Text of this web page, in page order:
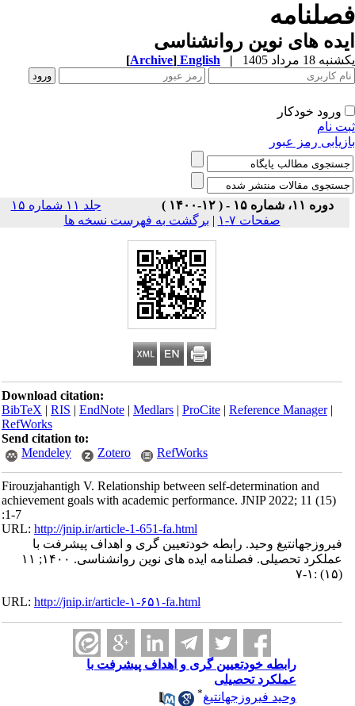
های نوین روانشناسی
18 مرداد 1405 |
English
[Archive]
ورود خودکار
نام
رمز عبور
دوره ۱۱، شماره ۱۵ - ( ۱۲-۱۴۰۰ )
جلد ۱۱ شماره ۱۵
صفحات ۷-۱
| برگشت به فهرست نسخه ها
Download citation:
BibTeX|RIS|EndNote|Medlars|ProCite|Reference Manager
RefWorks
Send citation to:
Mendeley
Zotero RefWorks
Firouzjahantigh V. Relationship between self-determination and
achievement goals with academic performance. JNIP 2022; 11 (15)
:1-7
URL:http://jnip.ir/article-1-651-fa.html
فیروزجهانتیغ وحید. رابطه خودتعیین گری و اهداف پیشرفت با
عملکرد تحصیلی. فصلنامه ایده های نوین روانشناسی. ۱۴۰۰; ۱۱
URL:http://jnip.ir/article-۱-۶۵۱-fa.html
رابطه خودتعیین گری و اهداف پیشرفت با
عملکرد تحصیلی
وحید فیروزجهانتیغ *